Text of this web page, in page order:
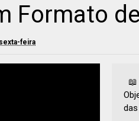
Formato
sexta-feira
das